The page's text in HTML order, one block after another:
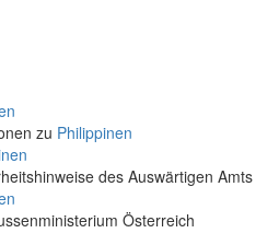
zu Philippinen
des Auswärtigen Amts
Österreich